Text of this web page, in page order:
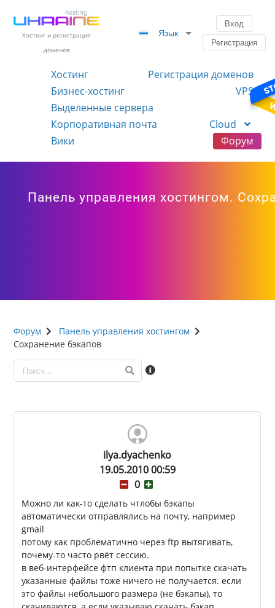
Хостинг и регистрация
доменов
Язык
Вход
Регистрация
Хостинг
Регистрация доменов
Бизнес-хостинг
VPS
Выделенные сервера
Корпоративная почта
Cloud
Вики
Форум
Панель управления хостингом.
Форум
Панель управления хостингом
Сохранение бэкапов
ilya.dyachenko
19.05.2010 00:59
0
Можно ли как-то сделать чтлобы бэкапы
автоматически отправлялись на почту, например
gmail
потому как проблематично через ftp вытягивать,
почему-то часто рвёт сессию.
в веб-интерфейсе фтп клиента при попытке скачать
указанные файлы тоже ничего не получается. если
это файлы небольшого размера (не бэкапы), то